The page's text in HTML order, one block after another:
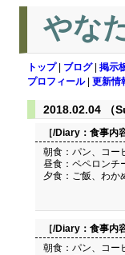
やな
トップ| ブログ| 掲示
プロフィール| 更新情
2018.02.04 （
［/Diary： 食事内
朝食：パン、コー
昼食：ペペロンチ
夕食：ご飯、わか
［/Diary： 食事内
朝食：パン、コー